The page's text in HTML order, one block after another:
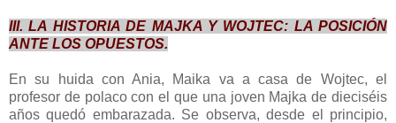
III. LA HISTORIA DE MAJKA Y WOJTEC: LA POSICIÓN
ANTE LOS OPUESTOS.
En su huida con Ania, Maika va a casa de Wojtec, el
profesor de polaco con el que una joven Majka de dieciséis
años quedó embarazada. Se observa, desde el principio,